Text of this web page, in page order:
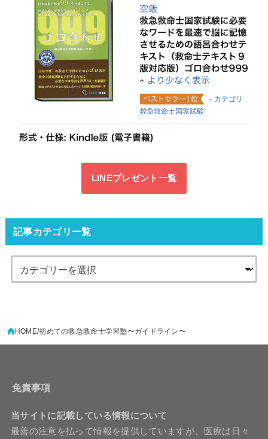
LINEプレゼント一覧
記事カテゴリ一覧
HOME 初めての救急救命士学習塾〜ガイドライン〜
免責事項
当サイトに記載している情報について
最善の注意を払って情報を提供していますが、医療は日々